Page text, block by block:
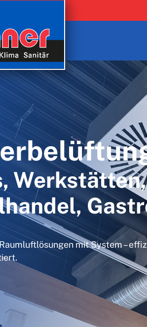
Werkstätten,
mit System –